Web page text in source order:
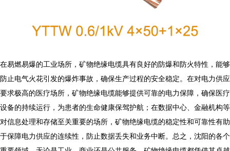
在易燃易爆的工业场所，矿物绝缘电缆具有良好的防爆和防火特性，能够
防止电气火花引发的爆炸事故，确保生产过程的安全稳定。在对电力供应
要求极高的医疗场所，矿物绝缘电缆能够提供可靠的电力保障，确保医疗
设备的持续运行，为患者的生命健康保驾护航；在数据中心、金融机构等
对信息处理和存储至关重要的场所，矿物绝缘电缆的稳定性和可靠性有助
于保障电力供应的连续性，防止数据丢失和业务中断。总之，沈阳的各个